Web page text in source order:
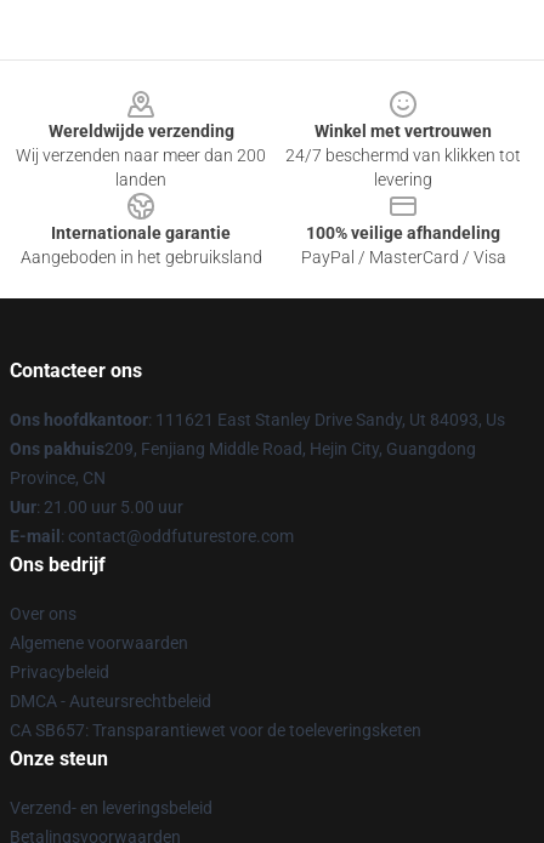
Wereldwijde verzending
Wij verzenden naar meer dan 200
landen
Winkel met vertrouwen
24/7 beschermd van klikken tot
levering
Internationale garantie
Aangeboden in het gebruiksland
100% veilige afhandeling
PayPal / MasterCard / Visa
Contacteer ons
Ons hoofdkantoor: 111621 East Stanley Drive Sandy, Ut 84093, Us
Ons pakhuis209, Fenjiang Middle Road, Hejin City, Guangdong
Province, CN
Uur: 21.00 uur 5.00 uur
E-mail : contact@oddfuturestore.com
Ons bedrijf
Over ons
Algemene voorwaarden
Privacybeleid
DMCA - Auteursrechtbeleid
CA SB657: Transparantiewet voor de toeleveringsketen
Onze steun
Verzend- en leveringsbeleid
Betalingsvoorwaarden